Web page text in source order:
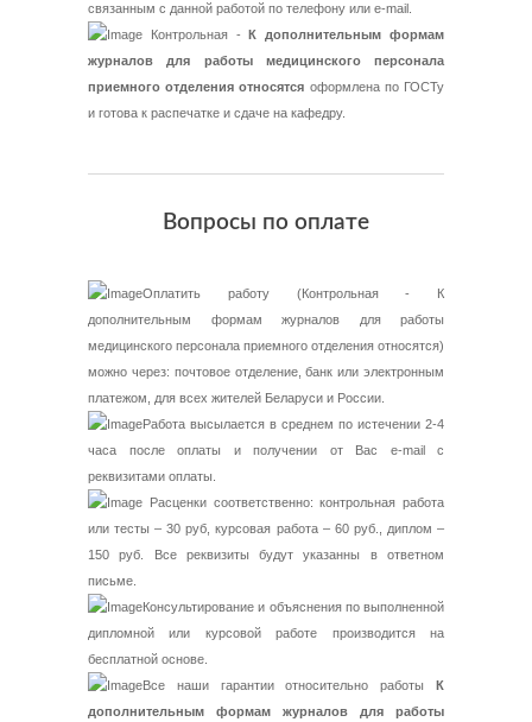
связанным с данной работой по телефону или e-mail.
Контрольная -К дополнительным формам
журналов для работы медицинского персонала
приемного отделения относятся оформлена по ГОСТу
и готова к распечатке и сдаче на кафедру.
Вопросы по оплате
Оплатить работу (Контрольная - К
дополнительным формам журналов для работы
медицинского персонала приемного отделения относятся)
можно через: почтовое отделение, банк или электронным
платежом, для всех жителей Беларуси и России.
Работа высылается в среднем по истечении 2-4
часа после оплаты и получении от Вас e-mail с
реквизитами оплаты.
Расценки соответственно: контрольная работа
или тесты – 30 руб, курсовая работа – 60 руб., диплом –
150 руб. Все реквизиты будут указанны в ответном
письме.
Консультирование и объяснения по выполненной
дипломной или курсовой работе производится на
бесплатной основе.
Все наши гарантии относительно работы К
дополнительным формам журналов для работы